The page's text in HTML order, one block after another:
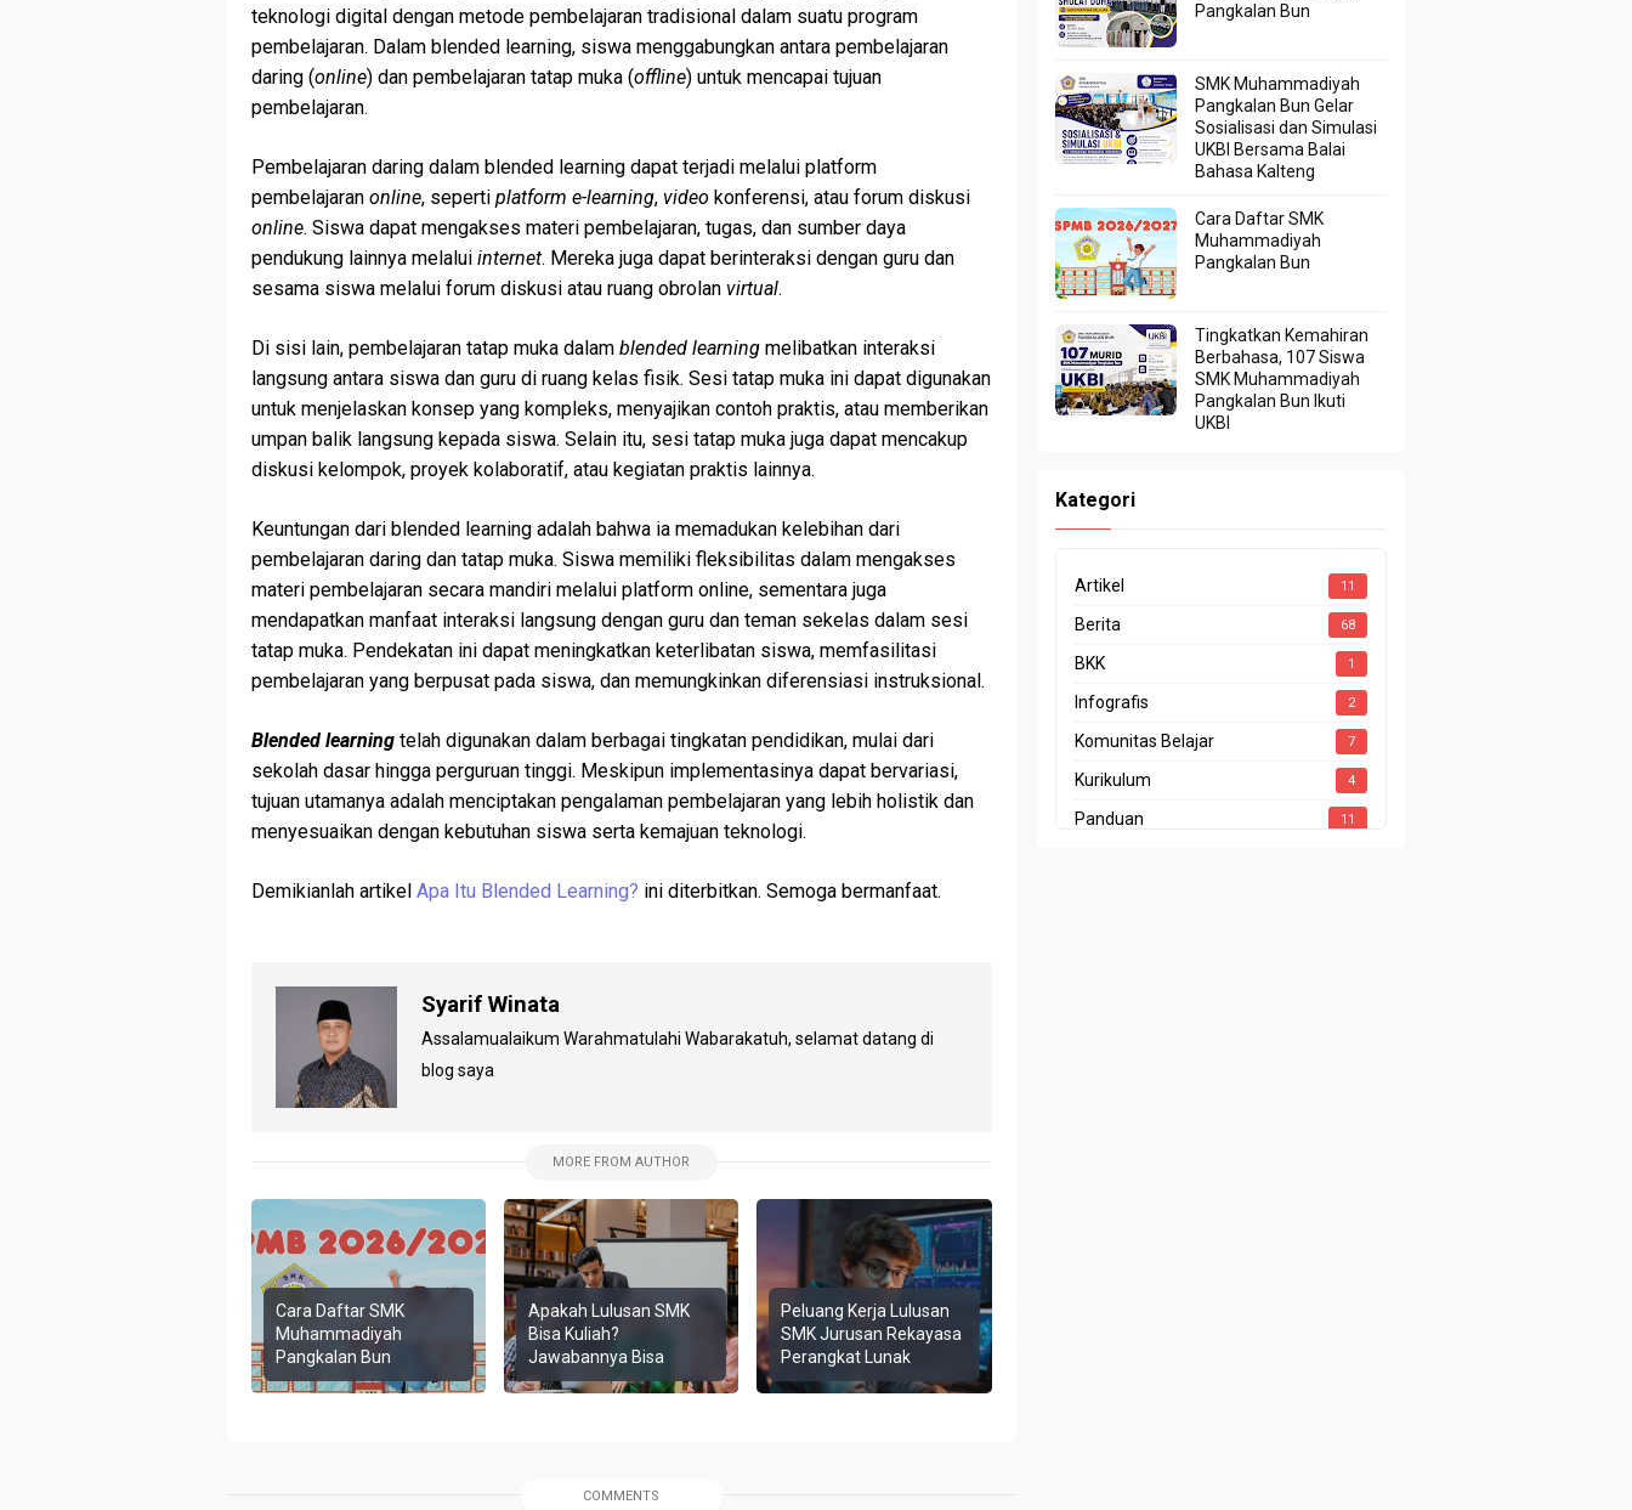
teknologi digital dengan metode pembelajaran tradisional dalam suatu program
pembelajaran. Dalam blended learning, siswa menggabungkan antara pembelajaran
daring (online) dan pembelajaran tatap muka (offline) untuk mencapai tujuan
pembelajaran.
Pembelajaran daring dalam blended learning dapat terjadi melalui platform
pembelajaran online, seperti platform e-learning, video konferensi, atau forum diskusi
online. Siswa dapat mengakses materi pembelajaran, tugas, dan sumber daya
pendukung lainnya melalui internet. Mereka juga dapat berinteraksi dengan guru dan
sesama siswa melalui forum diskusi atau ruang obrolan virtual.
Di sisi lain, pembelajaran tatap muka dalam blended learning melibatkan interaksi
langsung antara siswa dan guru di ruang kelas fisik. Sesi tatap muka ini dapat digunakan
untuk menjelaskan konsep yang kompleks, menyajikan contoh praktis, atau memberikan
umpan balik langsung kepada siswa. Selain itu, sesi tatap muka juga dapat mencakup
diskusi kelompok, proyek kolaboratif, atau kegiatan praktis lainnya.
Keuntungan dari blended learning adalah bahwa ia memadukan kelebihan dari
pembelajaran daring dan tatap muka. Siswa memiliki fleksibilitas dalam mengakses
materi pembelajaran secara mandiri melalui platform online, sementara juga
mendapatkan manfaat interaksi langsung dengan guru dan teman sekelas dalam sesi
tatap muka. Pendekatan ini dapat meningkatkan keterlibatan siswa, memfasilitasi
pembelajaran yang berpusat pada siswa, dan memungkinkan diferensiasi instruksional.
Blended learning telah digunakan dalam berbagai tingkatan pendidikan, mulai dari
sekolah dasar hingga perguruan tinggi. Meskipun implementasinya dapat bervariasi,
tujuan utamanya adalah menciptakan pengalaman pembelajaran yang lebih holistik dan
menyesuaikan dengan kebutuhan siswa serta kemajuan teknologi.
Demikianlah artikel Apa Itu Blended Learning? ini diterbitkan. Semoga bermanfaat.
Syarif Winata
Assalamualaikum Warahmatulahi Wabarakatuh, selamat datang di
blog saya
MORE FROM AUTHOR
Cara Daftar SMK
Muhammadiyah
Pangkalan Bun
Apakah Lulusan SMK
Bisa Kuliah?
Jawabannya Bisa
Peluang Kerja Lulusan
SMK Jurusan Rekayasa
Perangkat Lunak
COMMENTS
Pangkalan Bun
SMK Muhammadiyah
Pangkalan Bun Gelar
Sosialisasi dan Simulasi
UKBI Bersama Balai
Bahasa Kalteng
Cara Daftar SMK
Muhammadiyah
Pangkalan Bun
Tingkatkan Kemahiran
Berbahasa, 107 Siswa
SMK Muhammadiyah
Pangkalan Bun Ikuti
UKBI
Kategori
Artikel 11
Berita 68
BKK 1
Infografis 2
Komunitas Belajar 7
Kurikulum 4
Panduan 11